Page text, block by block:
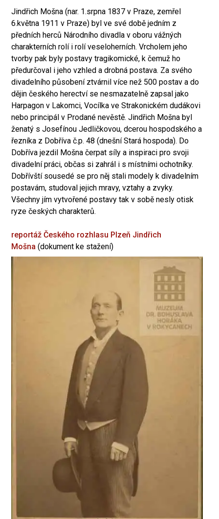
Jindřich Mošna (nar. 1.srpna 1837 v Praze, zemřel
6.května 1911 v Praze) byl ve své době jedním z
předních herců Národního divadla v oboru vážných
charakterních rolí i rolí veseloherních. Vrcholem jeho
tvorby pak byly postavy tragikomické, k čemuž ho
předurčoval i jeho vzhled a drobná postava. Za svého
divadelního působení ztvárnil více než 500 postav a do
dějin českého herectví se nesmazatelně zapsal jako
Harpagon v Lakomci, Vocílka ve Strakonickém dudákovi
nebo principál v Prodané nevěstě. Jindřich Mošna byl
ženatý s Josefínou Jedličkovou, dcerou hospodského a
řezníka z Dobříva č.p. 48 (dnešní Stará hospoda). Do
Dobříva jezdil Mošna čerpat síly a inspiraci pro svoji
divadelní práci, občas si zahrál i s místními ochotníky.
Dobřívští sousedé se pro něj stali modely k divadelním
postavám, studoval jejich mravy, vztahy a zvyky.
Všechny jím vytvořené postavy tak v sobě nesly otisk
ryze českých charakterů.
reportáž Českého rozhlasu Plzeň Jindřich
Mošna (dokument ke stažení)